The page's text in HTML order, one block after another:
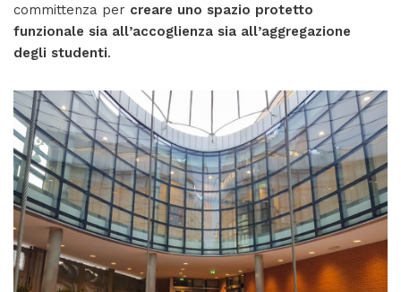
committenza per creare uno spazio protetto
funzionale sia all’accoglienza sia all’aggregazione
degli studenti.